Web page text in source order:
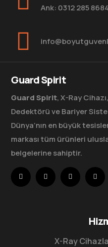
Ank: 0312 285
Guard Spirit
Guard Spirit, X-Ray
Dedektörü ve Bariyer
Dünya’nın en büyük
markası tüm ürünleri
belgelerine sahiptir.
X-Ray